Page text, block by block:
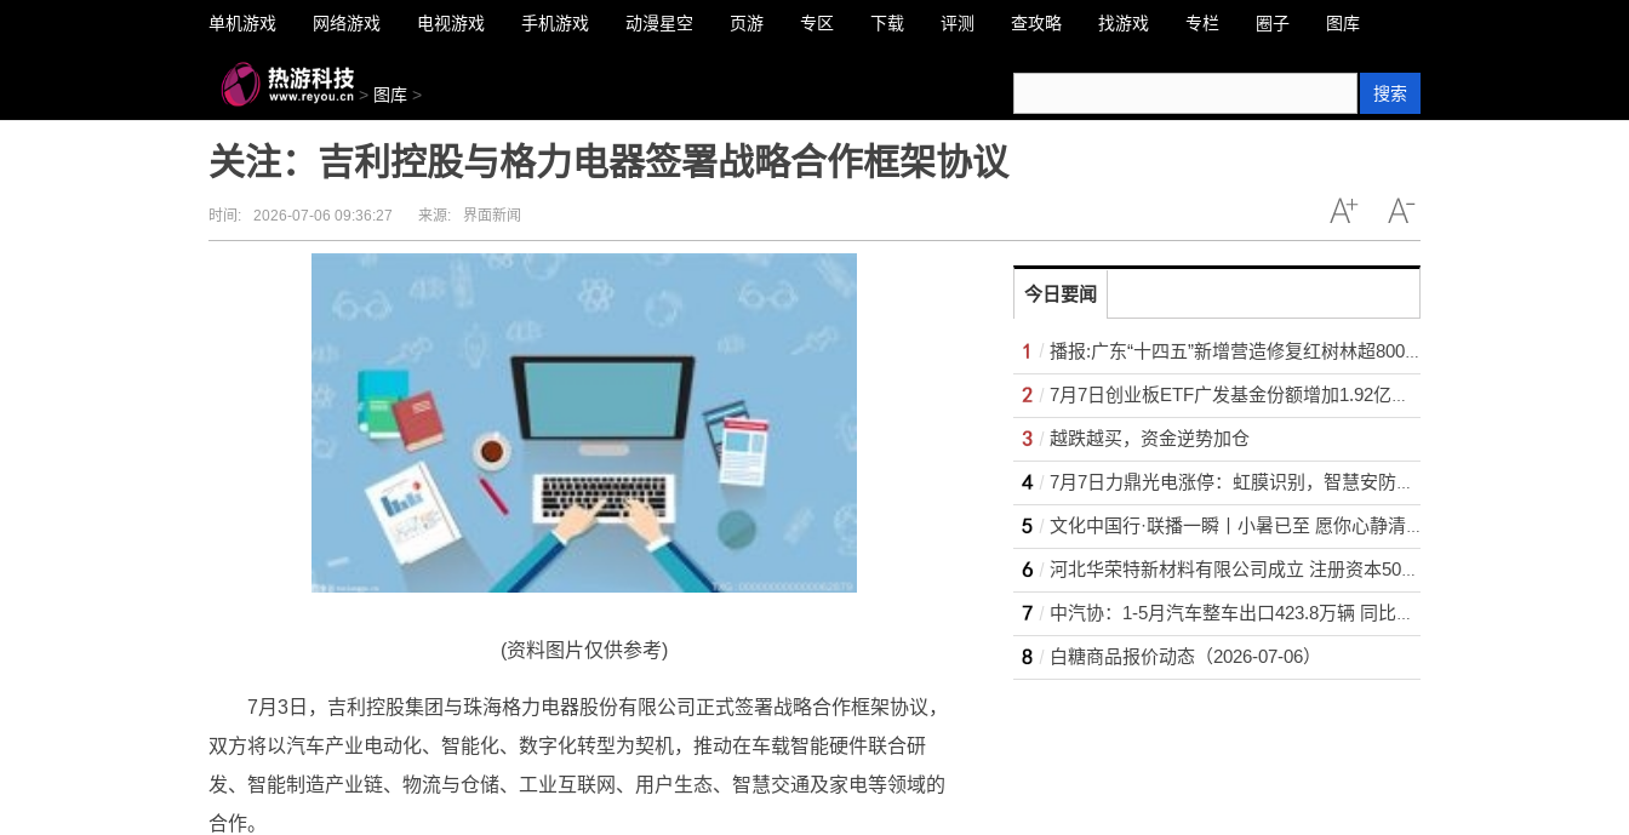
单机游戏 网络游戏 电视游戏 手机游戏 动漫星空 页游 专区 下载 评测 查攻略 找游戏 专栏 圈子 图库
> 图库 > 搜索
关注：吉利控股与格力电器签署战略合作框架协议
时间: 2026-07-06 09:36:27 来源: 界面新闻
(资料图片仅供参考)
7月3日，吉利控股集团与珠海格力电器股份有限公司正式签署战略合作框架协议，
双方将以汽车产业电动化、智能化、数字化转型为契机，推动在车载智能硬件联合研
发、智能制造产业链、物流与仓储、工业互联网、用户生态、智慧交通及家电等领域的
合作。
今日要闻
播报:广东“十四五”新增营造修复红树林超8000公顷
7月7日创业板ETF广发基金份额增加1.92亿份，重仓股宁德时代、中际旭创、新易盛
越跌越买，资金逆势加仓
7月7日力鼎光电涨停：虹膜识别，智慧安防，VR&AR概念热股
文化中国行·联播一瞬丨小暑已至 愿你心静清凉从容度夏
河北华荣特新材料有限公司成立 注册资本500万人民币
中汽协：1-5月汽车整车出口423.8万辆 同比增长48.7%
白糖商品报价动态（2026-07-06）